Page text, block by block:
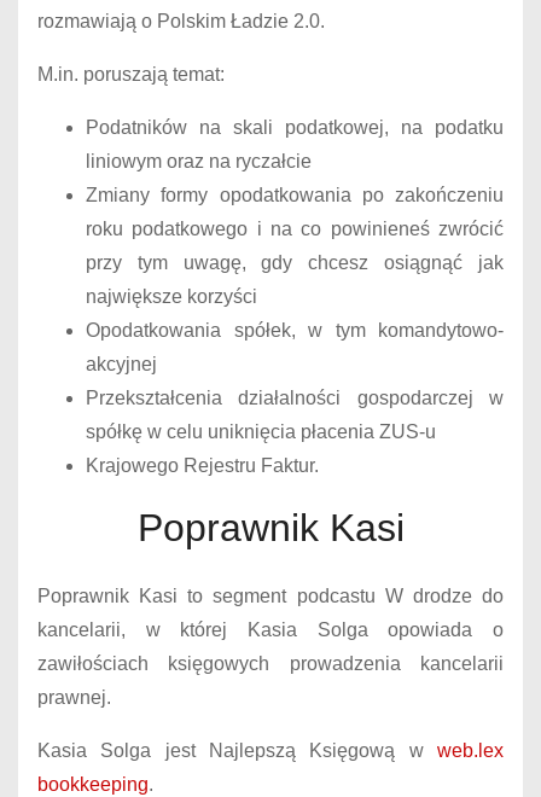
rozmawiają o Polskim Ładzie 2.0.
M.in. poruszają temat:
Podatników na skali podatkowej, na podatku
liniowym oraz na ryczałcie
Zmiany formy opodatkowania po zakończeniu
roku podatkowego i na co powinieneś zwrócić
przy tym uwagę, gdy chcesz osiągnąć jak
największe korzyści
Opodatkowania spółek, w tym komandytowo-
akcyjnej
Przekształcenia działalności gospodarczej w
spółkę w celu uniknięcia płacenia ZUS-u
Krajowego Rejestru Faktur.
Poprawnik Kasi
Poprawnik Kasi to segment podcastu W drodze do
kancelarii, w której Kasia Solga opowiada o
zawiłościach księgowych prowadzenia kancelarii
prawnej.
Kasia Solga jest Najlepszą Księgową w web.lex
bookkeeping.